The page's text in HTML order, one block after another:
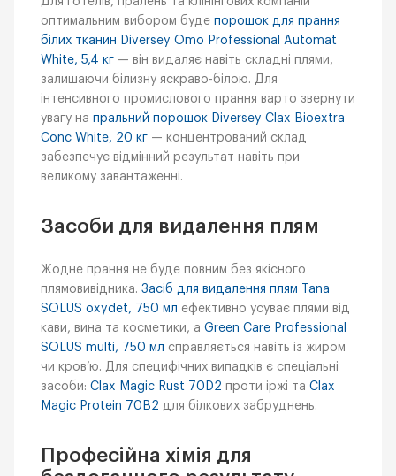
оптимальним вибором буде порошок для прання
білих тканин Diversey Omo Professional Automat
White, 5,4 кг — він видаляє навіть складні плями,
залишаючи білизну яскраво-білою. Для
інтенсивного промислового прання варто звернути
увагу на пральний порошок Diversey Clax Bioextra
Conc White, 20 кг — концентрований склад
забезпечує відмінний результат навіть при
великому завантаженні.
Засоби для видалення плям
Жодне прання не буде повним без якісного
плямовивідника. Засіб для видалення плям Tana
SOLUS oxydet, 750 мл ефективно усуває плями від
кави, вина та косметики, а Green Care Professional
SOLUS multi, 750 мл справляється навіть із жиром
чи кров’ю. Для специфічних випадків є спеціальні
засоби: Clax Magic Rust 70D2 проти іржі та Clax
Magic Protein 70B2 для білкових забруднень.
Професійна хімія для